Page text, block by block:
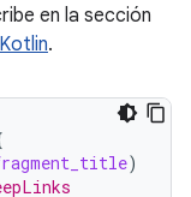
en la sección
.
)